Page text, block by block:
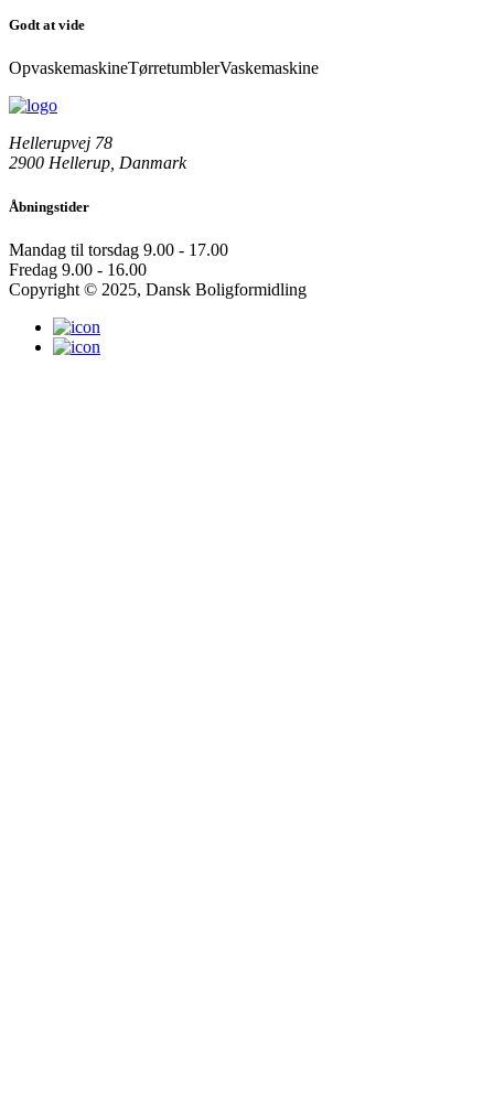
Godt at vide
OpvaskemaskineTørretumblerVaskemaskine
Hellerupvej 78
2900 Hellerup, Danmark
Åbningstider
Mandag til torsdag 9.00 - 17.00
Fredag 9.00 - 16.00
Copyright © 2025, Dansk Boligformidling